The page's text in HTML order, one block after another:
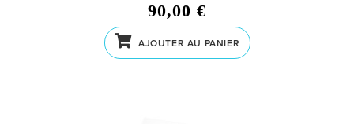
90,00 €
AJOUTER AU PANIER